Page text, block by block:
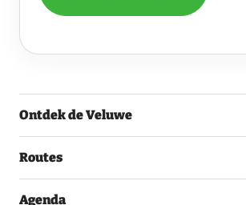
EN
HET
Ontdek de Veluwe
Routes
Agenda